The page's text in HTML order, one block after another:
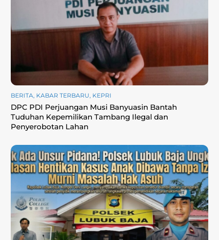
BERITA, KABAR TERBARU, KEPRI
DPC PDI Perjuangan Musi Banyuasin Bantah
Tuduhan Kepemilikan Tambang Ilegal dan
Penyerobotan Lahan